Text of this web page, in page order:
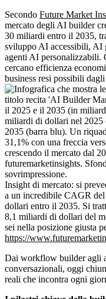
Secondo Future Market
mercato degli AI builder
30 miliardi entro il 2035,
sviluppo AI accessibili, AI
agenti AI personalizzabili.
cercano efficienza
business resi possibili
Insight di mercato: si
a un incredibile CAGR
dollari entro il 2035. Si
8,1 miliardi di dollari del
sei nella posizione giusta
https://
Dai workflow builder agli
conversazionali, oggi
reali che incontra ogni